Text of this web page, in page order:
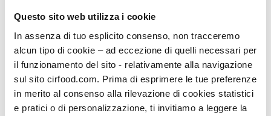
Questo sito web utilizza i cookie
In assenza di tuo esplicito consenso, non tracceremo
alcun tipo di cookie – ad eccezione di quelli necessari per
il funzionamento del sito - relativamente alla navigazione
sul sito cirfood.com. Prima di esprimere le tue preferenze
in merito al consenso alla rilevazione di cookies statistici
e pratici o di personalizzazione, ti invitiamo a leggere la
all’auditor accreditato,
verbalmente in occasione delle visite di
sorveglianza effettuate dall’Ente di
Certificazione,
direttamente all’ente di certificazione Bureau
Veritascsr@it.bureauveritas.com,